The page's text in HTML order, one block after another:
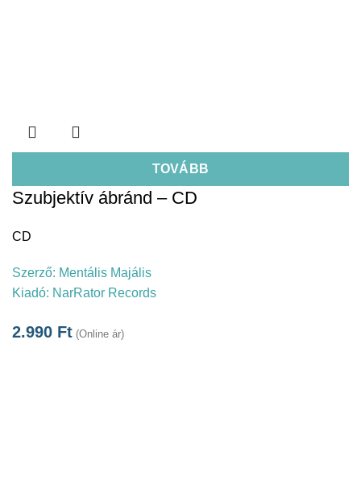
TOVÁBB
Szubjektív ábránd – CD
CD
Szerző: Mentális Majális
Kiadó: NarRator Records
2.990 Ft (Online ár)